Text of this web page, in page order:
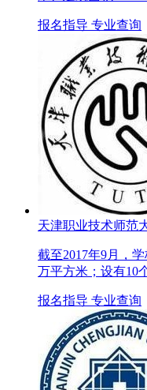
报名指导 专业查询
天津职业技术师范
截至2017年9月，
万平方米；设有10
报名指导 专业查询